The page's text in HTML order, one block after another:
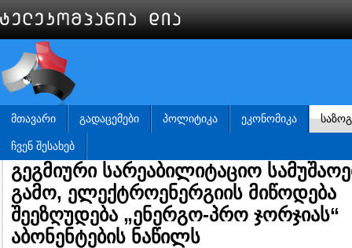
ᲛᲗᲐᲕᲐᲠᲘ ᲒᲐᲓᲐᲪᲔᲛᲔᲑᲘ ᲞᲝᲚᲘᲢᲘᲙᲐ ᲔᲙᲝᲜᲝᲛᲘᲙᲐ
ᲩᲕᲔᲜ ᲨᲔᲡᲐᲮᲔᲑ
გეგმიური სარეაბილიტაციო
გამო, ელექტროენერგიის მიწოდება
შეეზღუდება „ენერგო-პრო ჯორჯიას“
აბონენტების ნაწილს